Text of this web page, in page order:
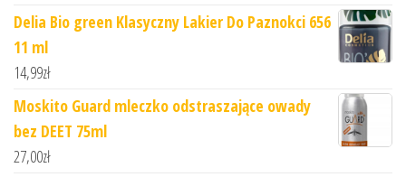
Delia Bio green Klasyczny Lakier Do Paznokci 656
11 ml
14,99zł
Moskito Guard mleczko odstraszające owady
bez DEET 75ml
27,00zł